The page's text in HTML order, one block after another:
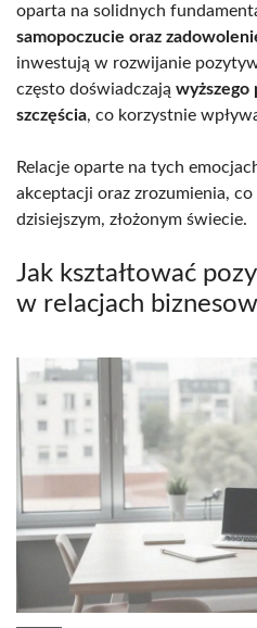
oparta na solidnych
samopoczucie oraz
inwestują w rozwijanie
często doświadczają wyższego
szczęścia, co korzystnie
Relacje oparte na tych
akceptacji oraz zrozumienia,
dzisiejszym, złożonym świecie.
Jak kształtować
w relacjach